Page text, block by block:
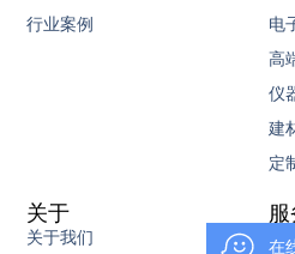
电
高
仪
建
定
行业案例
服
关于
关于我们
在